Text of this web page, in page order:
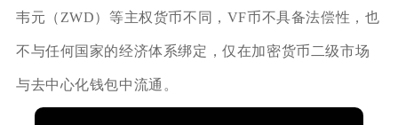
韦元（ZWD）等主权货币不同，VF币不具备法偿性，也
不与任何国家的经济体系绑定，仅在加密货币二级市场
与去中心化钱包中流通。